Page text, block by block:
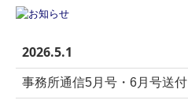
2026.5.1
事務所通信5月号・6月号送付